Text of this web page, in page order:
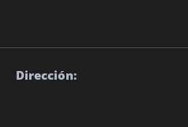
Dirección: